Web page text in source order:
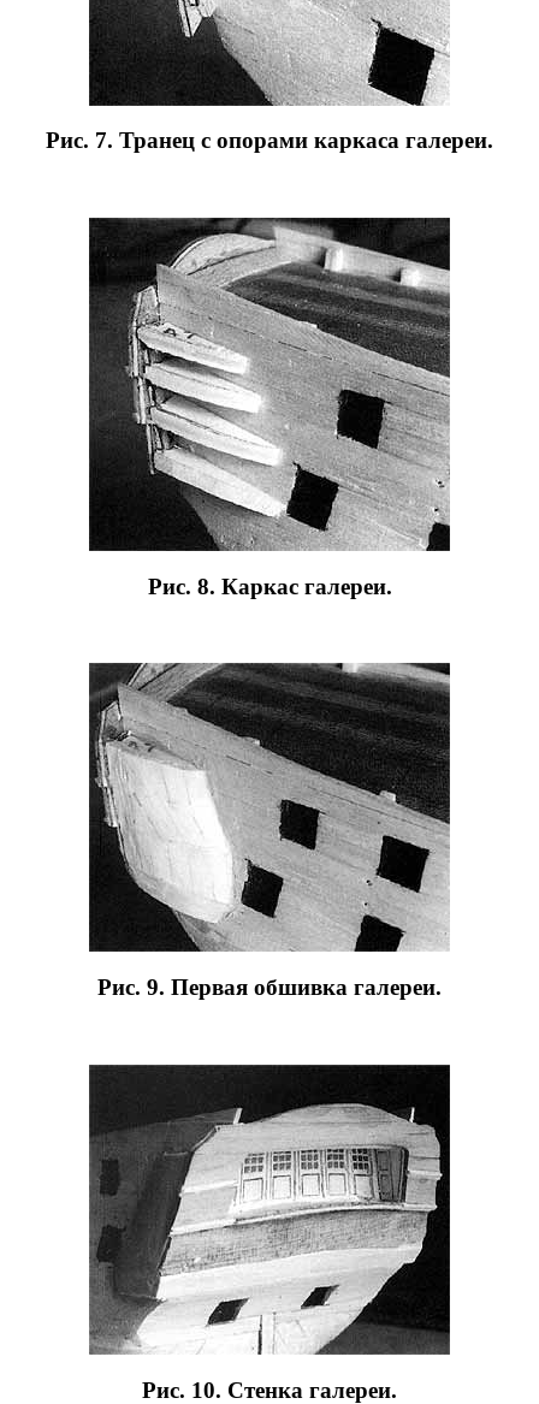
Рис. 7. Транец с опорами каркаса галереи.
Рис. 8. Каркас галереи.
Рис. 9. Первая обшивка галереи.
Рис. 10. Стенка галереи.